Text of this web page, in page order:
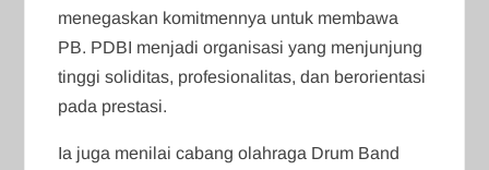
menegaskan komitmennya untuk membawa
PB. PDBI menjadi organisasi yang menjunjung
tinggi soliditas, profesionalitas, dan berorientasi
pada prestasi.
Ia juga menilai cabang olahraga Drum Band